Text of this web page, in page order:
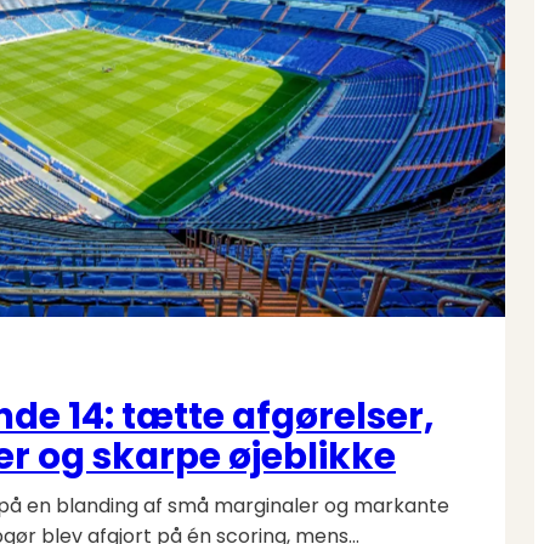
3.
runde
14
samlet
på
14: tætte afgørelser,
og skarpe øjeblikke
på en blanding af små marginaler og markante
blev afgjort på én scoring, mens…